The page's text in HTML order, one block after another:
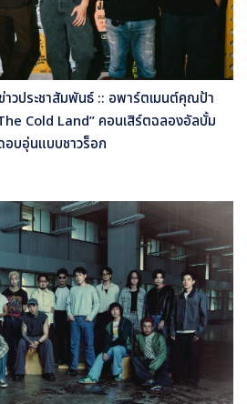
าวประชาสัมพันธ์ :: อพาร์ตเมนต์คุณป้า
Cold Land” คอนเสิร์ตฉลองอัลบั้ม
อบอุ่นแบบชาวร็อก